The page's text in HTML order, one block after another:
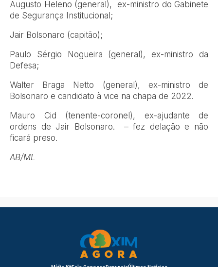
Augusto Heleno (general), ex-ministro do Gabinete
de Segurança Institucional;
Jair Bolsonaro (capitão);
Paulo Sérgio Nogueira (general), ex-ministro da
Defesa;
Walter Braga Netto (general), ex-ministro de
Bolsonaro e candidato à vice na chapa de 2022.
Mauro Cid (tenente-coronel), ex-ajudante de
ordens de Jair Bolsonaro. – fez delação e não
ficará preso.
AB/ML